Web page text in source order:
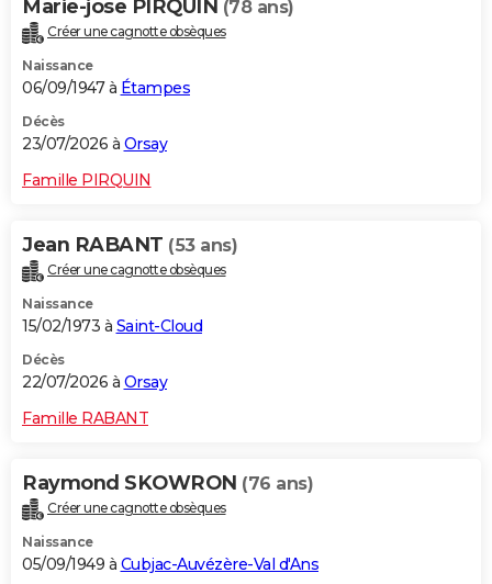
Marie-jose PIRQUIN (78 ans)
Créer une cagnotte obsèques
Naissance
06/09/1947 à Étampes
Décès
23/07/2026 à Orsay
Famille PIRQUIN
Jean RABANT (53 ans)
Créer une cagnotte obsèques
Naissance
15/02/1973 à Saint-Cloud
Décès
22/07/2026 à Orsay
Famille RABANT
Raymond SKOWRON (76 ans)
Créer une cagnotte obsèques
Naissance
05/09/1949 à Cubjac-Auvézère-Val d'Ans